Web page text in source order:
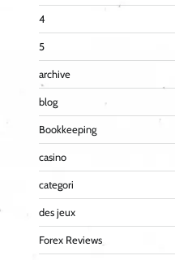
4
5
archive
blog
Bookkeeping
casino
categori
des jeux
Forex Reviews